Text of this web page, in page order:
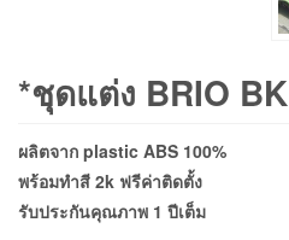
*ชุดแต่ง BRIO BK
ผลิตจาก plastic ABS 100%
พร้อมทำสี 2k ฟรีค่าติดตั้ง
รับประกันคุณภาพ 1 ปีเต็ม